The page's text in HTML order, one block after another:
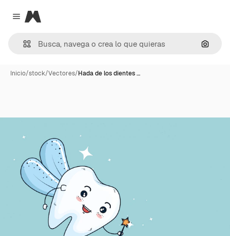
Close menu
Magnific
Inicio/stock/Vectores/Hada de los dientes …